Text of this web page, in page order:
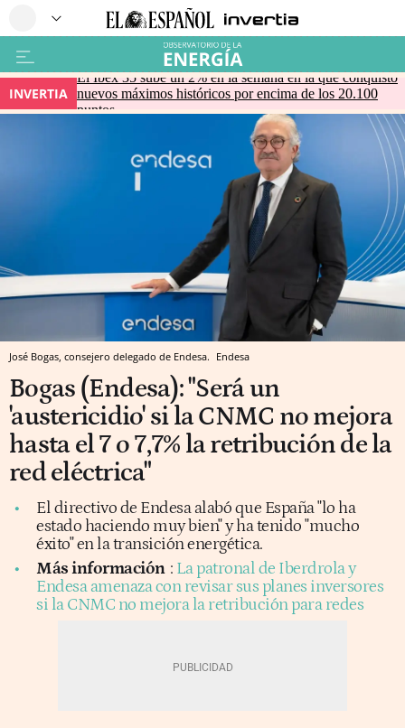
INVERTIA
El Ibex 35 sube un 2% en la semana en la que conquistó
nuevos máximos históricos por encima de los 20.100
puntos
José Bogas, consejero delegado de Endesa. Endesa
Bogas (Endesa): "Será un
'austericidio' si la CNMC no mejora
hasta el 7 o 7,7% la retribución de la
red eléctrica"
El directivo de Endesa alabó que España "lo ha
estado haciendo muy bien" y ha tenido "mucho
éxito" en la transición energética.
Más información : La patronal de Iberdrola y
Endesa amenaza con revisar sus planes inversores
si la CNMC no mejora la retribución para redes